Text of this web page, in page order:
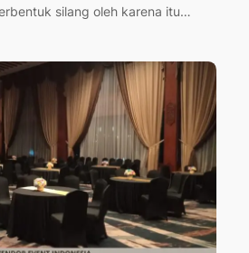
silang oleh karena itu…